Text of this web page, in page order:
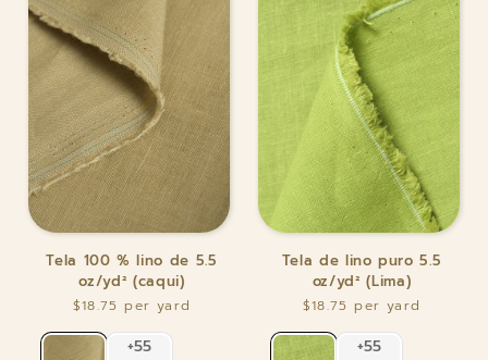
Tela
100
de
Tela 100 % lino de 5.5
oz/yd² (caqui)
$18.75
Tela
de
5.5
oz/yd²
Tela de lino puro 5.5
oz/yd² (Lima)
$18.75